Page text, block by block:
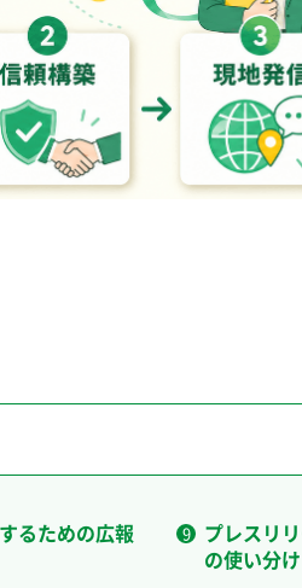
るための広報
プレスリ
の使い分け